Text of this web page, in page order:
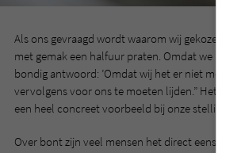
Als ons gevraagd wordt waarom wij gekozen
met gemak een halfuur praten. Omdat we
bondig antwoord: ’Omdat wij het er niet mee
vervolgens voor ons te moeten lijden.” Het
een heel concreet voorbeeld bij onze stelling.
Over bont zijn veel mensen het direct eens.